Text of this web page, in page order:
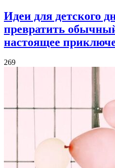
Идеи для детского
превратить
настоящее
269